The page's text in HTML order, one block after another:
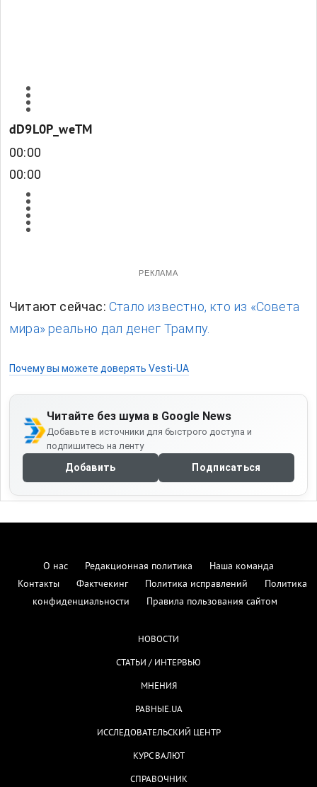
dD9L0P_weTM
00:00
00:00
РЕКЛАМА
Читают сейчас: Стало известно, кто из «Совета
мира» реально дал денег Трампу.
Почему вы можете доверять Vesti-UA
Читайте без шума в Google News
Добавьте в источники для быстрого доступа и
подпишитесь на ленту
Добавить Подписаться
О нас Редакционная политика
Наша команда
Контакты
Фактчекинг Политика исправлений
Политика
конфиденциальности
Правила пользования сайтом
НОВОСТИ
СТАТЬИ / ИНТЕРВЬЮ
МНЕНИЯ
РАВНЫЕ.UA
ИССЛЕДОВАТЕЛЬСКИЙ ЦЕНТР
КУРС ВАЛЮТ
СПРАВОЧНИК